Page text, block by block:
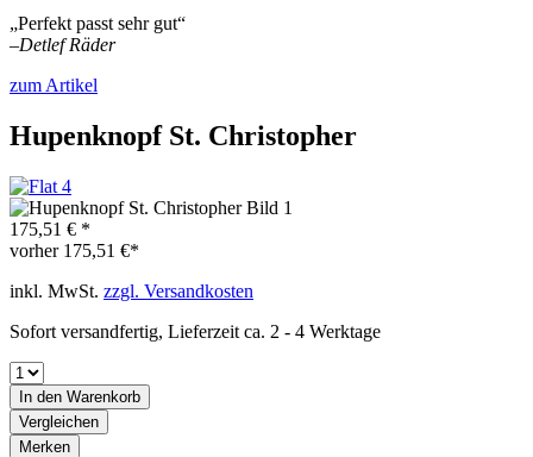
„Perfekt passt sehr gut“
–Detlef Räder
zum Artikel
Hupenknopf St. Christopher
175,51 € *
vorher 175,51 €*
inkl. MwSt. zzgl. Versandkosten
Sofort versandfertig, Lieferzeit ca. 2 - 4 Werktage
In den Warenkorb
Vergleichen
Merken